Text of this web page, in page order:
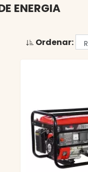
ENERGIA
Ordenar: